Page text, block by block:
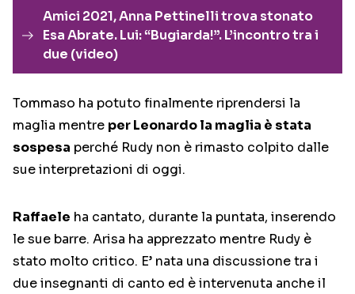
Amici 2021, Anna Pettinelli trova stonato
Esa Abrate. Lui: “Bugiarda!”. L’incontro tra i
due (video)
Tommaso ha potuto finalmente riprendersi la
maglia mentre per Leonardo la maglia è stata
sospesa perché Rudy non è rimasto colpito dalle
sue interpretazioni di oggi.
Raffaele ha cantato, durante la puntata, inserendo
le sue barre. Arisa ha apprezzato mentre Rudy è
stato molto critico. E’ nata una discussione tra i
due insegnanti di canto ed è intervenuta anche il